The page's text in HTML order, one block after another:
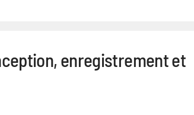
enregistrement et